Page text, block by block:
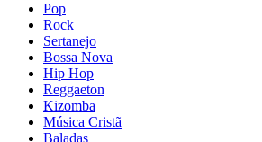
Pop
Rock
Sertanejo
Bossa Nova
Hip Hop
Reggaeton
Kizomba
Música Cristã
Baladas